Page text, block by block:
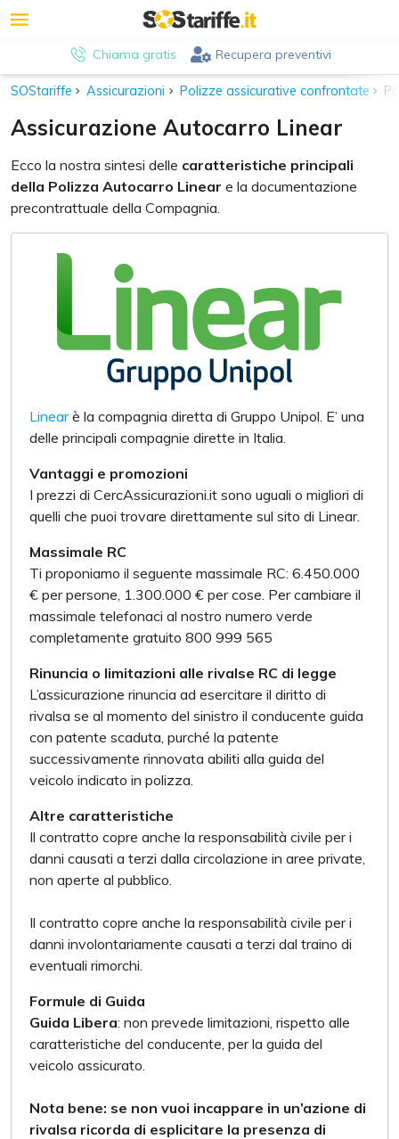
Chiama gratis Recupera preventivi
SOStariffe Assicurazioni Polizze assicurative confrontate
Assicurazione Autocarro Linear
Ecco la nostra sintesi delle caratteristiche principali
della Polizza Autocarro Linear e la documentazione
precontrattuale della Compagnia.
Linearè la compagnia diretta di Gruppo Unipol. E’ una
delle principali compagnie dirette in Italia.
Vantaggi e promozioni
I prezzi di CercAssicurazioni.it sono uguali o migliori di
quelli che puoi trovare direttamente sul sito di Linear.
Massimale RC
Ti proponiamo il seguente massimale RC: 6.450.000
€ per persone, 1.300.000 € per cose. Per cambiare il
massimale telefonaci al nostro numero verde
completamente gratuito 800 999 565
Rinuncia o limitazioni alle rivalse RC di legge
L’assicurazione rinuncia ad esercitare il diritto di
rivalsa se al momento del sinistro il conducente guida
con patente scaduta, purché la patente
successivamente rinnovata abiliti alla guida del
veicolo indicato in polizza.
Altre caratteristiche
Il contratto copre anche la responsabilità civile per i
danni causati a terzi dalla circolazione in aree private,
non aperte al pubblico.
Il contratto copre anche la responsabilità civile per i
danni involontariamente causati a terzi dal traino di
eventuali rimorchi.
Formule di Guida
Guida Libera: non prevede limitazioni, rispetto alle
caratteristiche del conducente, per la guida del
veicolo assicurato.
Nota bene: se non vuoi incappare in un’azione di
rivalsa ricorda di esplicitare la presenza di